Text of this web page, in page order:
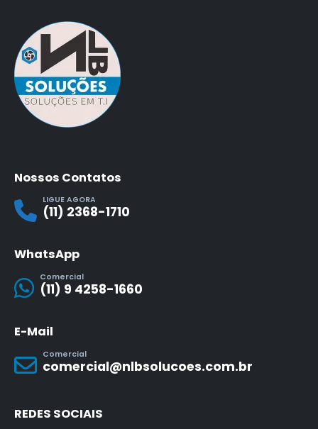
Nossos Contatos
LIGUE AGORA
(11) 2368-1710
WhatsApp
Comercial
(11) 9 4258-1660
E-Mail
Comercial
comercial@nlbsolucoes.com.br
REDES SOCIAIS